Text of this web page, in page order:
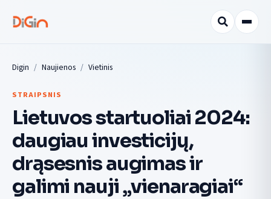
Digin Naujienos Vietinis
STRAIPSNIS
Lietuvos startuoliai 2024:
daugiau investicijų,
drąsesnis augimas ir
galimi nauji „vienaragiai“